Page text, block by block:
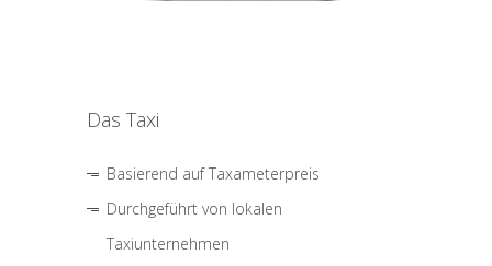
Das Taxi
Basierend auf Taxameterpreis
Durchgeführt von lokalen
Taxiunternehmen